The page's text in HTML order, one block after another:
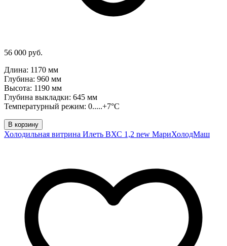
56 000 руб.
Длина: 1170 мм
Глубина: 960 мм
Высота: 1190 мм
Глубина выкладки: 645 мм
Температурный режим: 0.....+7°C
В корзину
Холодильная витрина Илеть ВХС 1,2 new МариХолодМаш